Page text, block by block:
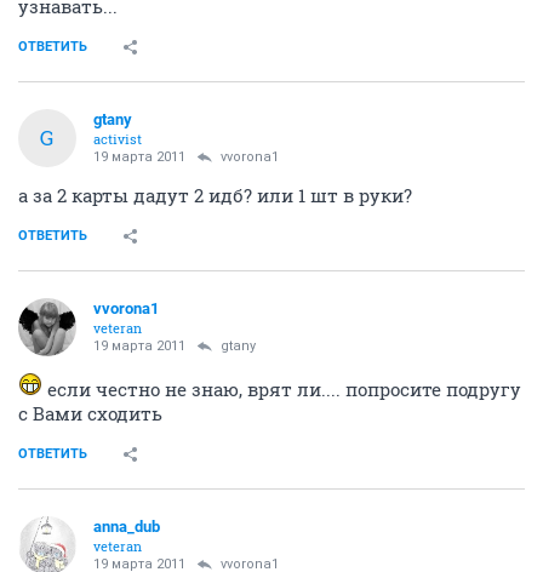
узнавать...
ОТВЕТИТЬ
G
gtany
activist
19 марта 2011 vvorona1
а за 2 карты дадут 2 идб? или 1 шт в руки?
ОТВЕТИТЬ
vvorona1
veteran
19 марта 2011 gtany
если честно не знаю, врят ли.... попросите подругу
с Вами сходить
ОТВЕТИТЬ
anna_dub
veteran
19 марта 2011 vvorona1